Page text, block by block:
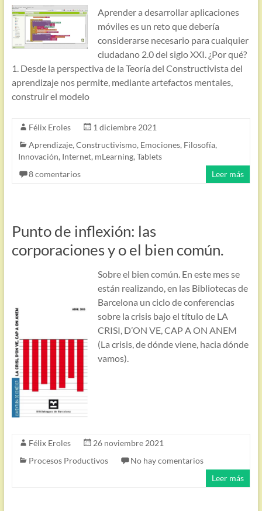
Aprender a desarrollar aplicaciones
móviles es un reto que debería
considerarse necesario para cualquier
ciudadano 2.0 del siglo XXI. ¿Por qué?
1. Desde la perspectiva de la Teoría del Constructivista del
aprendizaje nos permite, mediante artefactos mentales,
construir el modelo
Félix Eroles
1 diciembre 2021
Aprendizaje, Constructivismo, Emociones, Filosofía,
Innovación, Internet, mLearning, Tablets
8 comentarios
Leer más
Punto de inflexión: las
corporaciones y o el bien común.
Sobre el bien común. En este mes se
están realizando, en las Bibliotecas de
Barcelona un ciclo de conferencias
sobre la crisis bajo el título de LA
CRISI, D’ON VE, CAP A ON ANEM
(La crisis, de dónde viene, hacia dónde
vamos).
Félix Eroles
26 noviembre 2021
Procesos Productivos
No hay comentarios
Leer más